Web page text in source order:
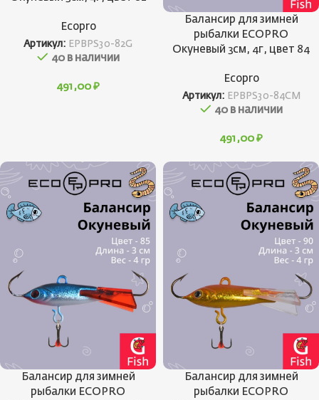
Ecopro
Артикул: EPBPS30-82G
40 в наличии
491,00 ₽
Балансир для зимней
рыбалки ECOPRO
Окуневый 3см, 4г, цвет 84
Ecopro
Артикул: EPBPS30-84CM
40 в наличии
491,00 ₽
Балансир для зимней
рыбалки ECOPRO
Балансир для зимней
рыбалки ECOPRO